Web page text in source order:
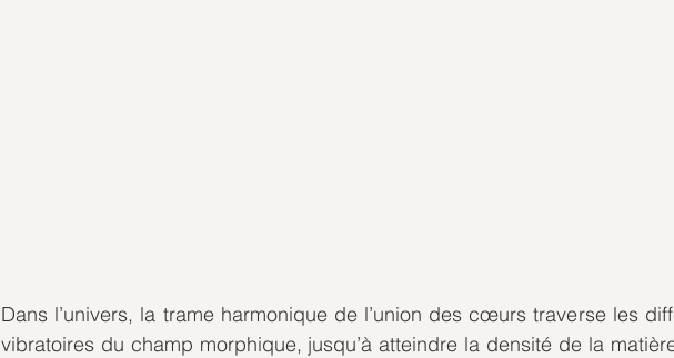
Dans l’univers, la trame harmonique de l’union des cœurs traverse les
vibratoires du champ morphique, jusqu’à atteindre la densité de la